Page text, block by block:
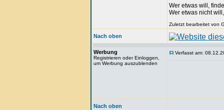
Wer etwas will,
Wer etwas nicht
Zuletzt bearbeitet von
Nach oben
Werbung
Registrieren oder Einloggen,
um Werbung auszublenden
Verfasst am:
Nach oben